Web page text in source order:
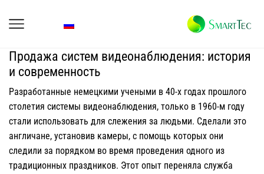
Продажа систем видеонаблюдения: история
и современность
Разработанные немецкими учеными в 40-х годах прошлого
столетия системы видеонаблюдения, только в 1960-м году
стали использовать для слежения за людьми. Сделали это
англичане, установив камеры, с помощь которых они
следили за порядком во время проведения одного из
традиционных праздников. Этот опыт переняла служба